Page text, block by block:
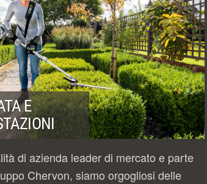
E
di azienda leader di mercato e parte
Chervon, siamo orgogliosi delle